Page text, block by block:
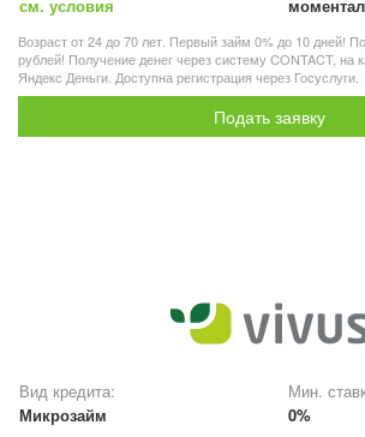
см. условия
Возраст от 24 до 70 лет. Первый займ 0% до 10 дней!
рублей! Получение денег через систему CONTACT, на
Яндекс Деньги. Доступна регистрация через Госуслуги.
Подать заявку
Вид кредита:
Микрозайм
Мин.
0%